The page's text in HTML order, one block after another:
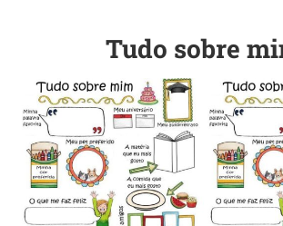
Tudo sobre